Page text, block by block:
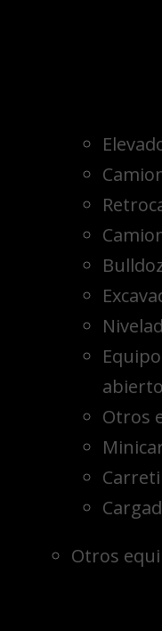
abierto
Otros
Otros